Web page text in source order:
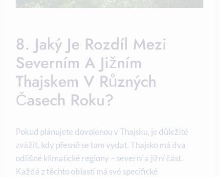
8. Jaký Je Rozdíl Mezi
Severním A Jižním
Thajskem V Různých
Časech Roku?
Pokud plánujete dovolenou v Thajsku, je důležité
zvážit, kdy přesně se tam vydat. Thajsko má dva
odlišné klimatické regiony – severní a jižní část.
Každá z těchto oblastí má své specifické